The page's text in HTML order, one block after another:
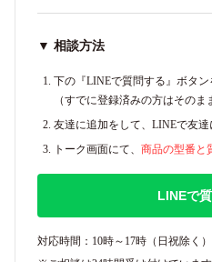
▼ 相談方法
下の『LINEで質問する』ボタン
（すでに登録済みの方はそのま
友達に追加をして、LINEで友達
トーク画面にて、 商品の型番と
LINEで
対応時間：10時～17時（日祝除く）